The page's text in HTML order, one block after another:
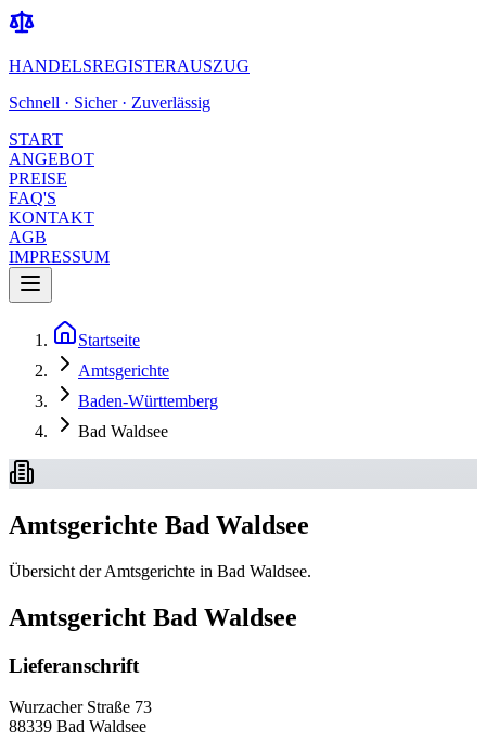
HANDELSREGISTERAUSZUG
Schnell · Sicher · Zuverlässig
START
ANGEBOT
PREISE
FAQ'S
KONTAKT
AGB
IMPRESSUM
Startseite
Amtsgerichte
Baden-Württemberg
Bad Waldsee
Amtsgerichte Bad Waldsee
Übersicht der Amtsgerichte in Bad Waldsee.
Amtsgericht Bad Waldsee
Lieferanschrift
Wurzacher Straße 73
88339 Bad Waldsee